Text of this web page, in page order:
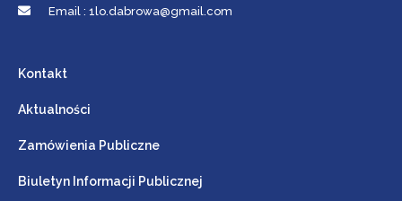
Email : 1lo.dabrowa@gmail.com
Kontakt
Aktualności
Zamówienia Publiczne
Biuletyn Informacji Publicznej